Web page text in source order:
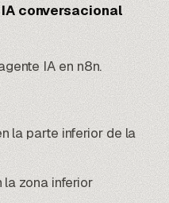
IA conversacional
IA en n8n.
la parte inferior de la
zona inferior